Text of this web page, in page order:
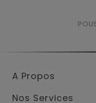
A Propos
Nos Services